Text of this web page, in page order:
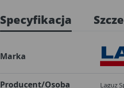
Specyfikacja
Marka
Producent/Osoba
Laguz